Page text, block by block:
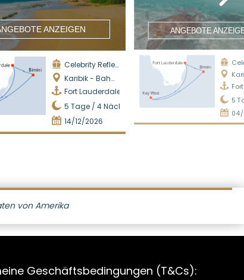
ANZEIGEN
Celebrity Reflection
Karibik - Bahamas
Fort Lauderdale
5 Tage /4Nächte
14/12/2026
ANGEBOTE
5
04/
von Amerika
Geschäftsbedingungen (T&Cs):